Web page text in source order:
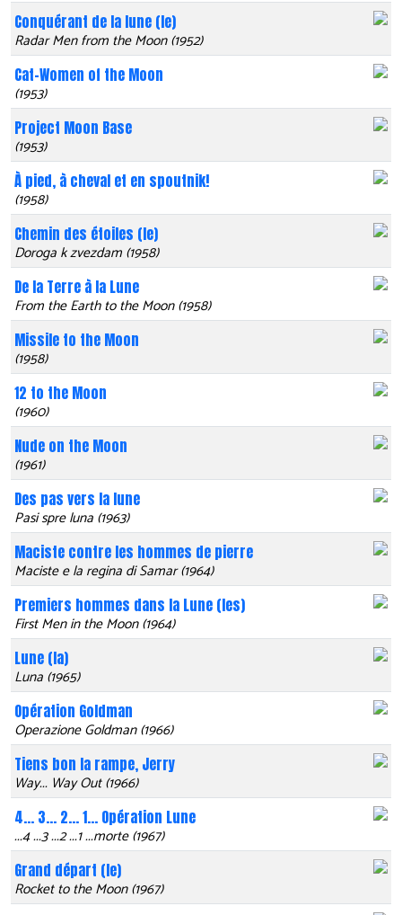
Conquérant de la lune (le)
Radar Men from the Moon (1952)
Cat-Women of the Moon
(1953)
Project Moon Base
(1953)
À pied, à cheval et en spoutnik!
(1958)
Chemin des étoiles (le)
Doroga k zvezdam (1958)
De la Terre à la Lune
From the Earth to the Moon (1958)
Missile to the Moon
(1958)
12 to the Moon
(1960)
Nude on the Moon
(1961)
Des pas vers la lune
Pasi spre luna (1963)
Maciste contre les hommes de pierre
Maciste e la regina di Samar (1964)
Premiers hommes dans la Lune (les)
First Men in the Moon (1964)
Lune (la)
Luna (1965)
Opération Goldman
Operazione Goldman (1966)
Tiens bon la rampe, Jerry
Way... Way Out (1966)
4... 3... 2... 1... Opération Lune
...4 ...3 ...2 ...1 ...morte (1967)
Grand départ (le)
Rocket to the Moon (1967)